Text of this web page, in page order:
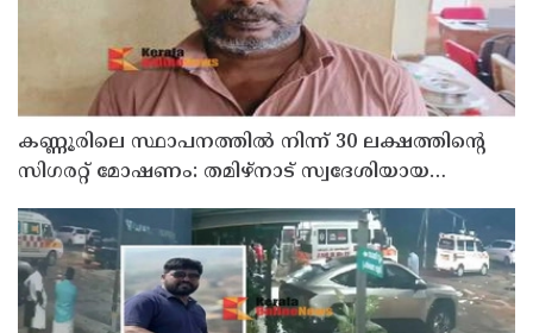
കണ്ണൂരിലെ സ്ഥാപനത്തിൽ നിന്ന് 30 ലക്ഷത്തിന്റെ
സിഗരറ്റ് മോഷണം: തമിഴ്‌നാട് സ്വദേശിയായ